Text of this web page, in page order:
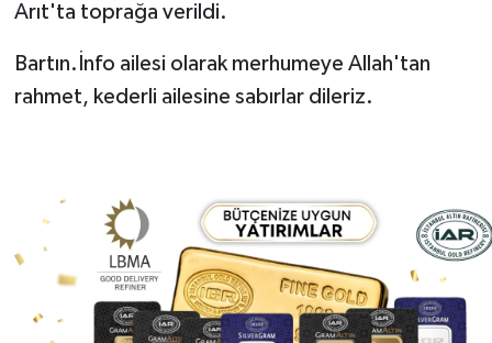
Arıt'ta toprağa verildi.
Bartın.İnfo ailesi olarak merhumeye Allah'tan
rahmet, kederli ailesine sabırlar dileriz.